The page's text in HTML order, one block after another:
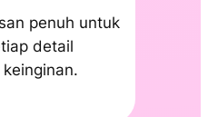
penuh untuk
detail